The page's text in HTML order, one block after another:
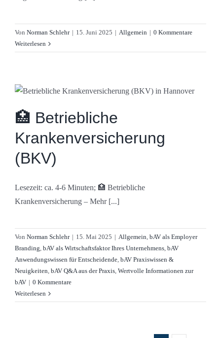
Von Norman Schlehr | 15. Juni 2025 | Allgemein | 0 Kommentare
Weiterlesen
🏥 Betriebliche
Krankenversicherung
(BKV)
Lesezeit: ca. 4-6 Minuten; 🏥 Betriebliche
Krankenversicherung – Mehr [...]
Von Norman Schlehr | 15. Mai 2025 | Allgemein, bAV als Employer
Branding, bAV als Wirtschaftsfaktor Ihres Unternehmens, bAV
Anwendungswissen für Entscheidende, bAV Praxiswissen &
Neuigkeiten, bAV Q&A aus der Praxis, Wertvolle Informationen zur
bAV | 0 Kommentare
Weiterlesen